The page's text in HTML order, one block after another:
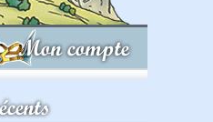
Mon compte